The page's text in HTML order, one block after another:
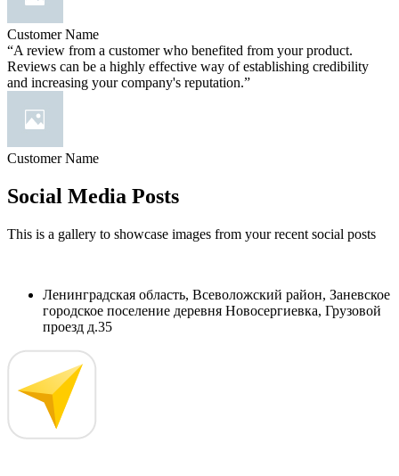
Customer Name
“A review from a customer who benefited from your product.
Reviews can be a highly effective way of establishing credibility
and increasing your company's reputation.”
Customer Name
Social Media Posts
This is a gallery to showcase images from your recent social posts
Ленинградская область, Всеволожский район, Заневское
городское поселение деревня Новосергиевка, Грузовой
проезд д.35